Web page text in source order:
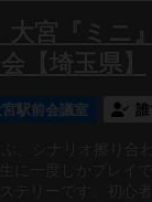
大宮『ミニ
【埼玉県】
宮駅前会議室
、シナリオ擦り合
に一度しかプレイ
テリーです。初心